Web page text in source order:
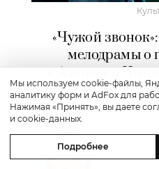
«Чужой
мелодрамы о
с Алексеем
Мы используем cookie-файлы,
аналитику форм и AdFox для
Нажимая «Принять», вы даете
и cookie-данных.
Подробнее